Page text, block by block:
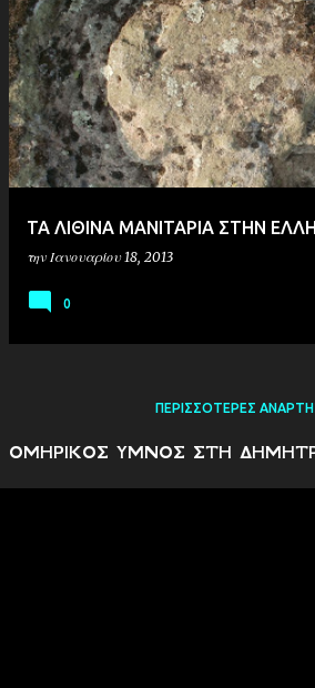
ΤΑ ΛΙΘΙΝΑ ΜΑΝΙΤΑΡΙΑ ΣΤΗΝ
την Ιανουαρίου 18, 2013
0
ΠΕΡΙΣΣΌΤΕΡΕΣ
ΟΜΗΡΙΚΟΣ ΥΜΝΟΣ ΣΤΗ